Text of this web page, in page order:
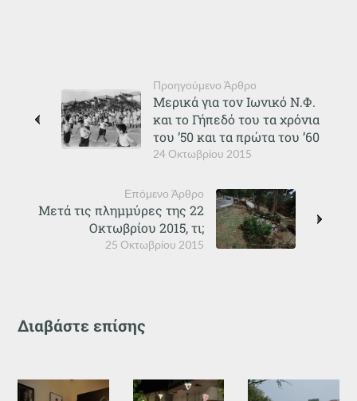
Προηγούμενο Άρθρο
24 Οκτωβρίου 2015
Μερικά για τον Ιωνικό Ν.Φ.
και το Γήπεδό του τα χρόνια
του ’50 και τα πρώτα του ’60
Επόμενο Άρθρο
25 Οκτωβρίου 2015
Μετά τις πλημμύρες της 22
Οκτωβρίου 2015, τι;
Διαβάστε επίσης